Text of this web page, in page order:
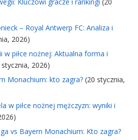
– Royal Antwerp FC: Analiza i
2026)
w piłce nożnej: Aktualna forma i
stycznia, 2026)
Monachium: kto zagra? (20 stycznia,
w piłce nożnej mężczyzn: wyniki i
vs Bayern Monachium: Kto zagra?